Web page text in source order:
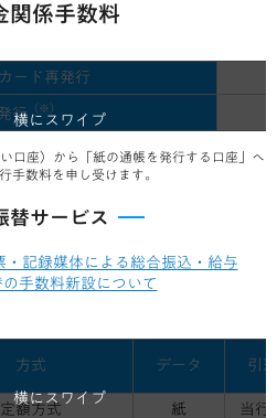
関係手数料
ード再発行
行 （※）
横にスワイプ
口座）から「紙の通帳を発行する口座」へ
手数料を申し受けます。
替サービス
・記録媒体による総合振込・給与
手数料新設について
方式 データ 引
定額方式 紙 当行
横にスワイプ